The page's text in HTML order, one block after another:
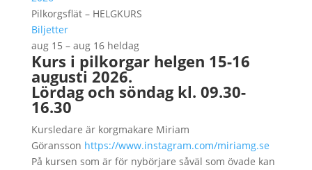
Pilkorgsflät – HELGKURS
Biljetter
aug 15 – aug 16 heldag
Kurs i pilkorgar helgen 15-16
augusti 2026.
Lördag och söndag kl. 09.30-
16.30
Kursledare är korgmakare Miriam
Göransson https://www.instagram.com/miriamg.se
På kursen som är för nybörjare såväl som övade kan